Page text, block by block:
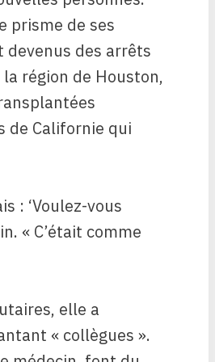
prisme de ses
des arrêts
région de Houston,
de Californie qui
: ‘Voulez-vous
« C’était comme
elle a
« collègues ».